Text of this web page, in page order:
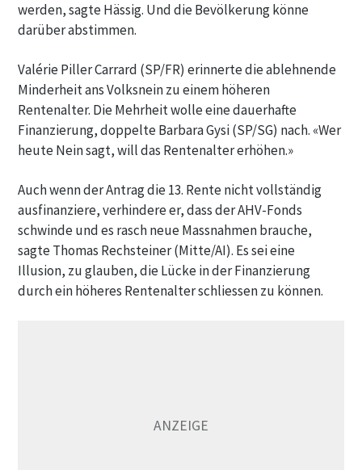
werden, sagte Hässig. Und die Bevölkerung könne
darüber abstimmen.
Valérie Piller Carrard (SP/FR) erinnerte die ablehnende
Minderheit ans Volksnein zu einem höheren
Rentenalter. Die Mehrheit wolle eine dauerhafte
Finanzierung, doppelte Barbara Gysi (SP/SG) nach. «Wer
heute Nein sagt, will das Rentenalter erhöhen.»
Auch wenn der Antrag die 13. Rente nicht vollständig
ausfinanziere, verhindere er, dass der AHV-Fonds
schwinde und es rasch neue Massnahmen brauche,
sagte Thomas Rechsteiner (Mitte/AI). Es sei eine
Illusion, zu glauben, die Lücke in der Finanzierung
durch ein höheres Rentenalter schliessen zu können.